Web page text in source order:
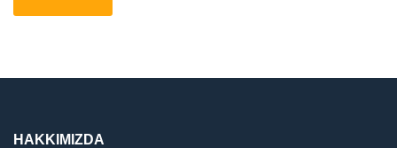
HAKKIMIZDA